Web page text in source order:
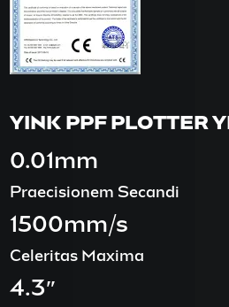
YINK PPF PLOTTER
0.01mm
Praecisionem Secandi
1500mm/s
Celeritas Maxima
4.3″